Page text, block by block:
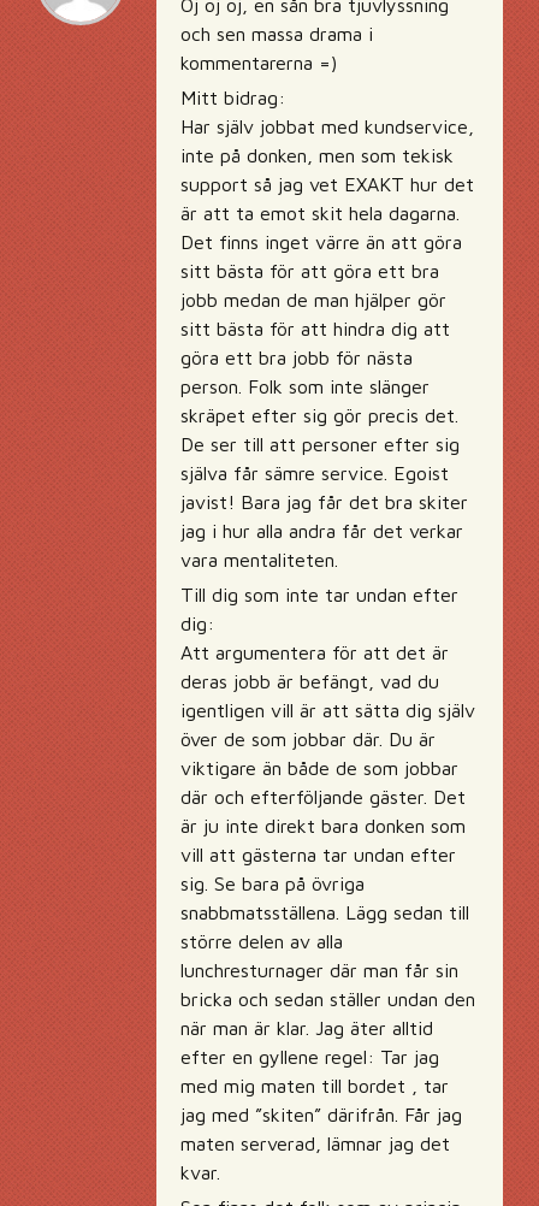
Oj oj oj, en sån bra tjuvlyssning
och sen massa drama i
kommentarerna =)
Mitt bidrag:
Har själv jobbat med kundservice,
inte på donken, men som tekisk
support så jag vet EXAKT hur det
är att ta emot skit hela dagarna.
Det finns inget värre än att göra
sitt bästa för att göra ett bra
jobb medan de man hjälper gör
sitt bästa för att hindra dig att
göra ett bra jobb för nästa
person. Folk som inte slänger
skräpet efter sig gör precis det.
De ser till att personer efter sig
själva får sämre service. Egoist
javist! Bara jag får det bra skiter
jag i hur alla andra får det verkar
vara mentaliteten.
Till dig som inte tar undan efter
dig:
Att argumentera för att det är
deras jobb är befängt, vad du
igentligen vill är att sätta dig själv
över de som jobbar där. Du är
viktigare än både de som jobbar
där och efterföljande gäster. Det
är ju inte direkt bara donken som
vill att gästerna tar undan efter
sig. Se bara på övriga
snabbmatsställena. Lägg sedan till
större delen av alla
lunchresturnager där man får sin
bricka och sedan ställer undan den
när man är klar. Jag äter alltid
efter en gyllene regel: Tar jag
med mig maten till bordet , tar
jag med ”skiten” därifrån. Får jag
maten serverad, lämnar jag det
kvar.